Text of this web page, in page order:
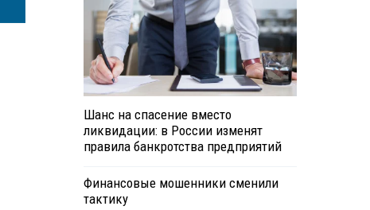
Шанс на спасение вместо
ликвидации: в России изменят
правила банкротства предприятий
Финансовые мошенники сменили
тактику